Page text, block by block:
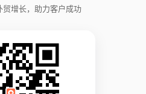
贸增长，助力客户成功